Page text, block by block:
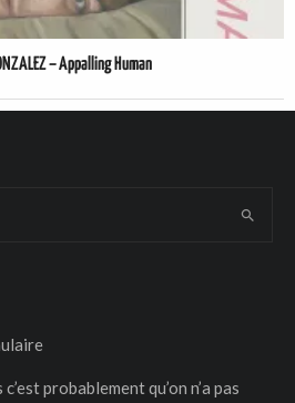
– Appalling Human
probablement qu’on n’a pas